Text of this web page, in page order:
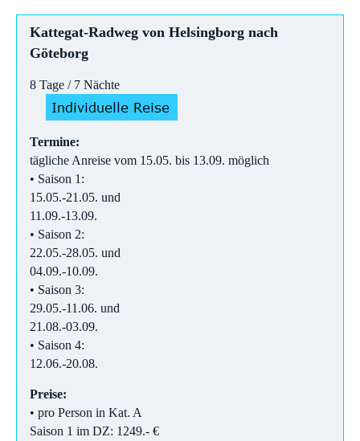
Kattegat-Radweg von Helsingborg nach
Göteborg
8 Tage / 7 Nächte
Termine:
tägliche Anreise vom 15.05. bis 13.09. möglich
• Saison 1:
15.05.-21.05. und
11.09.-13.09.
• Saison 2:
22.05.-28.05. und
04.09.-10.09.
• Saison 3:
29.05.-11.06. und
21.08.-03.09.
• Saison 4:
12.06.-20.08.
Preise:
• pro Person in Kat. A
Saison 1 im DZ: 1249.- €